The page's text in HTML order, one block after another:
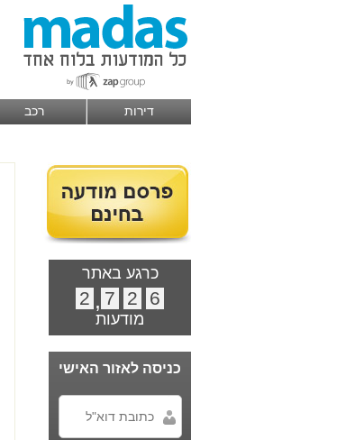
דירות רכב
כרגע באתר
6
2
7
,
2
מודעות
כניסה לאזור האישי